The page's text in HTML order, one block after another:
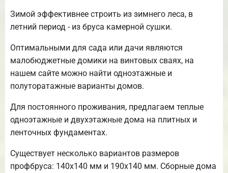
Зимой эффективнее строить из зимнего леса, в
летний период - из бруса камерной сушки.
Оптимальными для сада или дачи являются
малобюджетные домики на винтовых сваях, на
нашем сайте можно найти одноэтажные и
полуторатажные варианты домов.
Для постоянного проживания, предлагаем теплые
одноэтажные и двухэтажные дома на плитных и
ленточных фундаментах.
Существует несколько вариантов размеров
профбруса: 140х140 мм и 190х140 мм. Сборные дома